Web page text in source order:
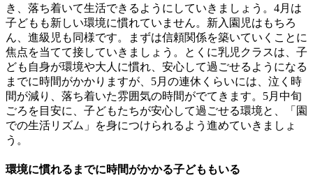
き、落ち着いて生活できるようにしていきましょう。4月は
子どもも新しい環境に慣れていません。新入園児はもちろ
ん、進級児も同様です。まずは信頼関係を築いていくことに
焦点を当てて接していきましょう。とくに乳児クラスは、子
ども自身が環境や大人に慣れ、安心して過ごせるようになる
までに時間がかかりますが、5月の連休くらいには、泣く時
間が減り、落ち着いた雰囲気の時間がでてきます。5月中旬
ごろを目安に、子どもたちが安心して過ごせる環境と、「園
での生活リズム」を身につけられるよう進めていきましょ
う。
環境に慣れるまでに時間がかかる子どももいる